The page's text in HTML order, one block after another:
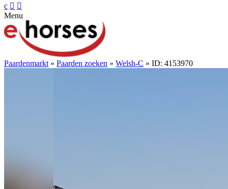
c  
Menu
Paardenmarkt » Paarden zoeken » Welsh-C » ID: 4153970